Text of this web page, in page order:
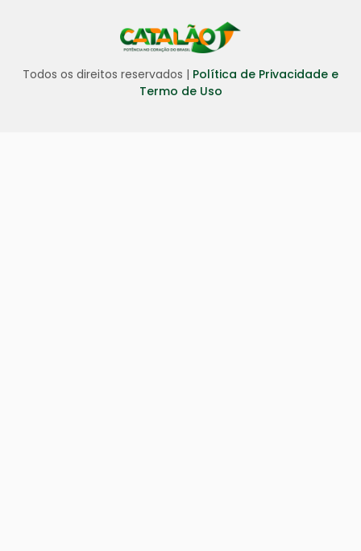
Todos os direitos reservados | Política de Privacidade e
Termo de Uso